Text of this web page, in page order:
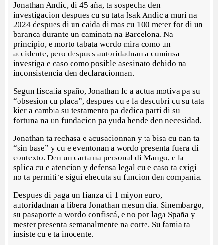
Jonathan Andic, di 45 aña, ta sospecha den
investigacion despues cu su tata Isak Andic a muri na
2024 despues di un caida di mas cu 100 meter for di un
baranca durante un caminata na Barcelona. Na
principio, e morto tabata wordo mira como un
accidente, pero despues autoridadnan a cuminsa
investiga e caso como posible asesinato debido na
inconsistencia den declaracionnan.
Segun fiscalia spaño, Jonathan lo a actua motiva pa su
“obsesion cu placa”, despues cu e la descubri cu su tata
kier a cambia su testamento pa dedica parti di su
fortuna na un fundacion pa yuda hende den necesidad.
Jonathan ta rechasa e acusacionnan y ta bisa cu nan ta
“sin base” y cu e eventonan a wordo presenta fuera di
contexto. Den un carta na personal di Mango, e la
splica cu e atencion y defensa legal cu e caso ta exigi
no ta permiti’e sigui ehecuta su funcion den compania.
Despues di paga un fianza di 1 miyon euro,
autoridadnan a libera Jonathan mesun dia. Sinembargo,
su pasaporte a wordo confiscá, e no por laga Spaña y
mester presenta semanalmente na corte. Su famia ta
insiste cu e ta inocente.